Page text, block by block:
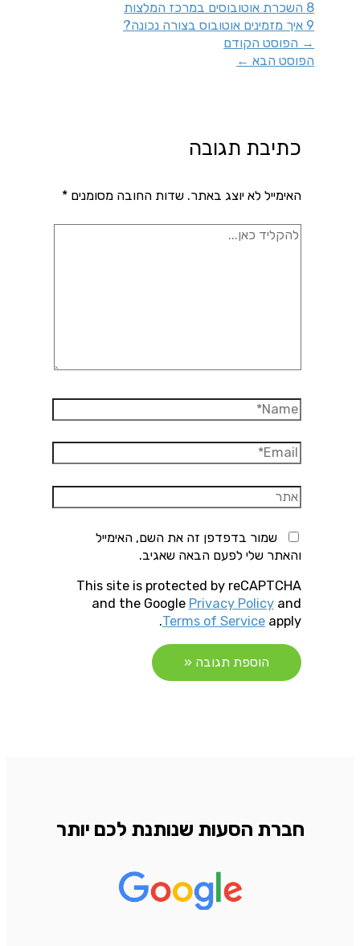
8 השכרת אוטובוסים במרכז המלצות
9 איך מזמינים אוטובוס בצורה נכונה?
→ הפוסט הקודם
הפוסט הבא ←
כתיבת תגובה
האימייל לא יוצג באתר. שדות החובה מסומנים*
להקליד
Name*
Email*
אתר
שמור בדפדפן זה את השם, האימייל
והאתר שלי לפעם הבאה שאגיב.
This site is protected by reCAPTCHA
and the Google Privacy Policyand
Terms of Serviceapply.
חברת הסעות שנותנת לכם יותר